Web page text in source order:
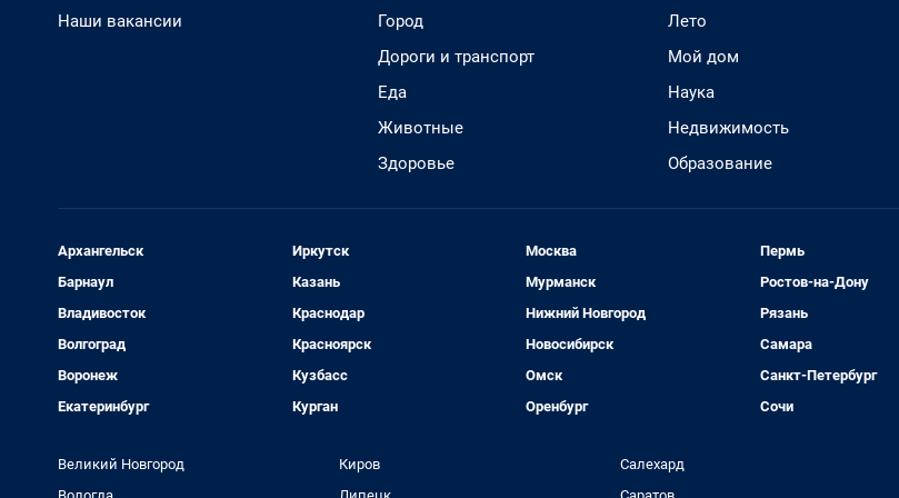
Наши вакансии
Город
Дороги и транспорт
Еда
Животные
Здоровье
Лето
Мой дом
Наука
Недвижимость
Образование
Архангельск
Барнаул
Владивосток
Волгоград
Воронеж
Екатеринбург
Иркутск
Казань
Краснодар
Красноярск
Кузбасс
Курган
Москва
Мурманск
Нижний Новгород
Новосибирск
Омск
Оренбург
Пермь
Ростов-на-Дону
Рязань
Самара
Санкт-Петербург
Сочи
Великий Новгород
Киров
Салехард